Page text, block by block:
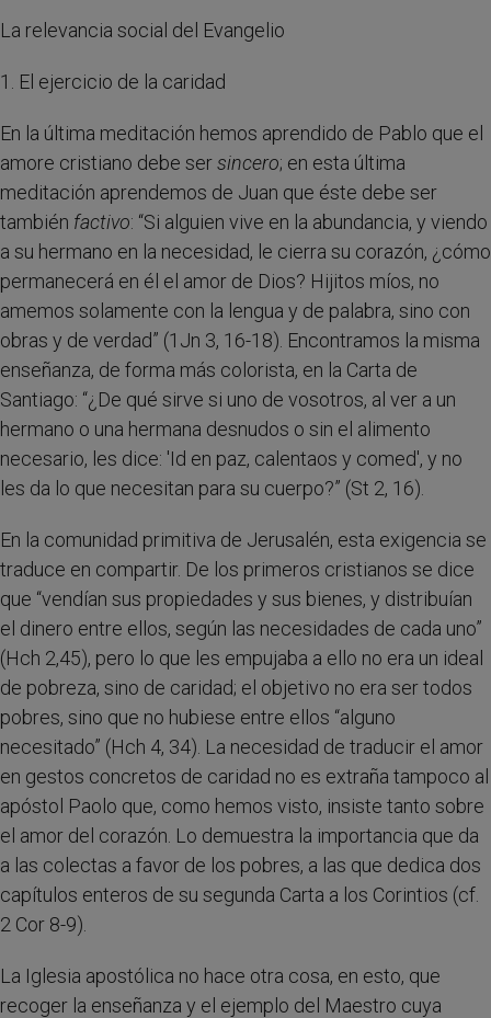
La relevancia social del Evangelio
1. El ejercicio de la caridad
En la última meditación hemos aprendido de Pablo que el
amore cristiano debe sersincero; en esta última
meditación aprendemos de Juan que éste debe ser
también factivo: “Si alguien vive en la abundancia, y viendo
a su hermano en la necesidad, le cierra su corazón, ¿cómo
permanecerá en él el amor de Dios? Hijitos míos, no
amemos solamente con la lengua y de palabra, sino con
obras y de verdad” (1Jn 3, 16-18). Encontramos la misma
enseñanza, de forma más colorista, en la Carta de
Santiago: “¿De qué sirve si uno de vosotros, al ver a un
hermano o una hermana desnudos o sin el alimento
necesario, les dice: 'Id en paz, calentaos y comed', y no
les da lo que necesitan para su cuerpo?” (St 2, 16).
En la comunidad primitiva de Jerusalén, esta exigencia se
traduce en compartir. De los primeros cristianos se dice
que “vendían sus propiedades y sus bienes, y distribuían
el dinero entre ellos, según las necesidades de cada uno”
(Hch 2,45), pero lo que les empujaba a ello no era un ideal
de pobreza, sino de caridad; el objetivo no era ser todos
pobres, sino que no hubiese entre ellos “alguno
necesitado” (Hch 4, 34). La necesidad de traducir el amor
en gestos concretos de caridad no es extraña tampoco al
apóstol Paolo que, como hemos visto, insiste tanto sobre
el amor del corazón. Lo demuestra la importancia que da
a las colectas a favor de los pobres, a las que dedica dos
capítulos enteros de su segunda Carta a los Corintios (cf.
2 Cor 8-9).
La Iglesia apostólica no hace otra cosa, en esto, que
recoger la enseñanza y el ejemplo del Maestro cuya